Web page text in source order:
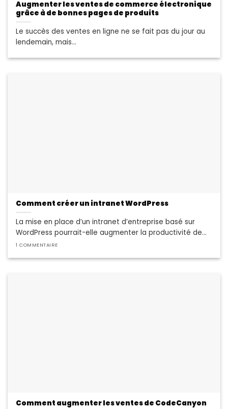
Augmenter les ventes de commerce électronique
grâce à de bonnes pages de produits
Le succès des ventes en ligne ne se fait pas du jour au
lendemain, mais...
Comment créer un intranet WordPress
La mise en place d’un intranet d’entreprise basé sur
WordPress pourrait-elle augmenter la productivité de...
1 COMMENTAIRE
Comment augmenter les ventes de CodeCanyon